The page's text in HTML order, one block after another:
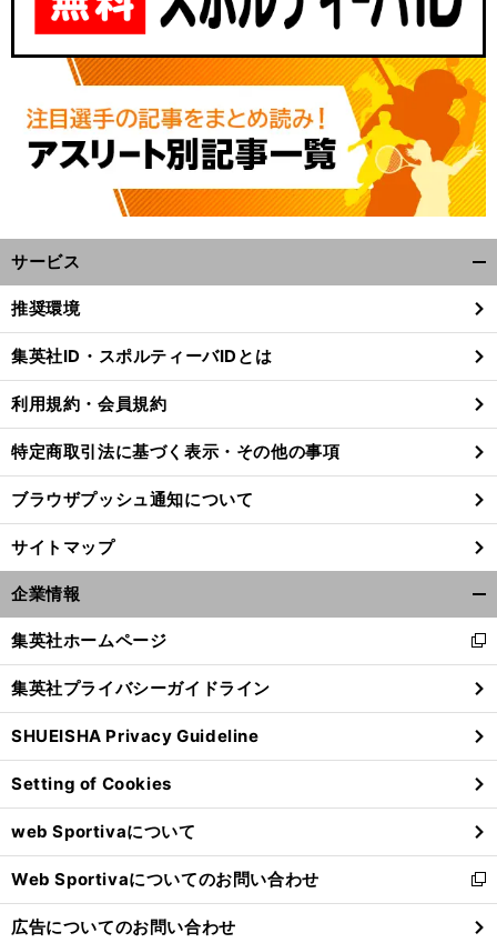
サービス
閉
る
推奨環境
集英社ID・スポルティーバIDとは
利用規約・会員規約
特定商取引法に基づく表示・その他の事項
ブラウザプッシュ通知について
サイトマップ
企業情報
閉
る
集英社ホームページ
新
し
い
ウ
ィ
ン
ド
ウ
で
開
く
集英社プライバシーガイドライン
SHUEISHA Privacy Guideline
Setting of Cookies
web Sportivaについて
Web Sportivaについてのお問い合わせ
新
し
い
広告についてのお問い合わせ